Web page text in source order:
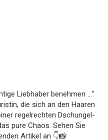
Liebhaber benehmen …“
die sich an den Haaren
regelrechten Dschungel-
pure Chaos. Sehen Sie
Artikel an 👇📸